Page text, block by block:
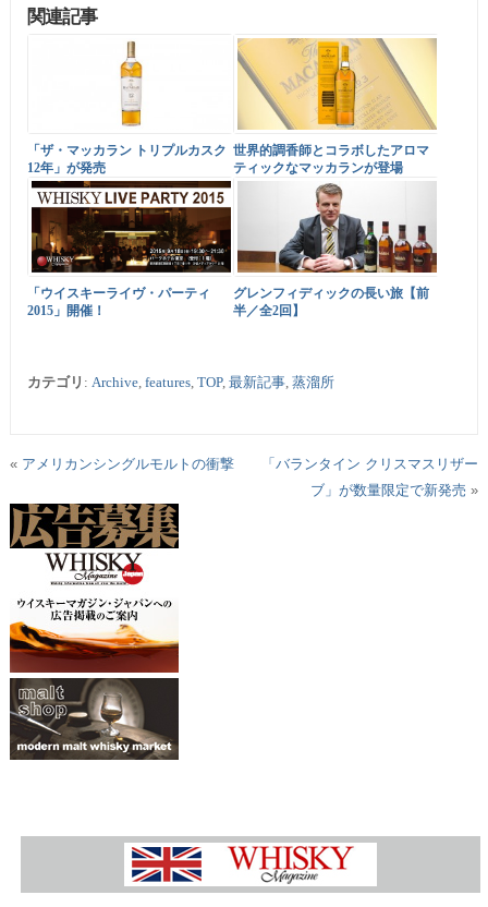
関連記事
「ザ・マッカラン トリプルカスク
12年」が発売
世界的調香師とコラボしたアロマ
ティックなマッカランが登場
「ウイスキーライヴ・パーティ
2015」開催！
グレンフィディックの長い旅【前
半／全2回】
カテゴリ : Archive, features, TOP, 最新記事, 蒸溜所
« アメリカンシングルモルトの衝撃
「バランタイン クリスマスリザー
ブ」が数量限定で新発売 »